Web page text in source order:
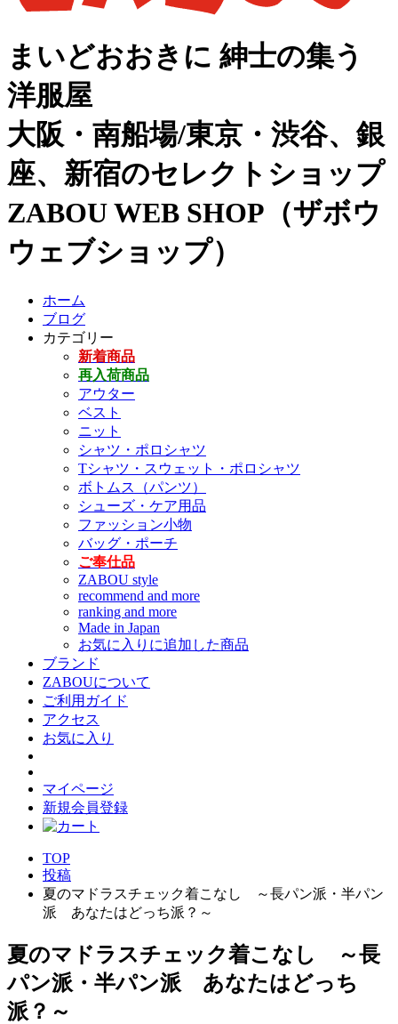
まいどおおきに 紳士の集う
洋服屋
大阪・南船場/東京・渋谷、銀
座、新宿のセレクトショップ
ZABOU WEB SHOP（ザボウ
ウェブショップ）
ホーム
ブログ
カテゴリー
新着商品
再入荷商品
アウター
ベスト
ニット
シャツ・ポロシャツ
Tシャツ・スウェット・ポロシャツ
ボトムス（パンツ）
シューズ・ケア用品
ファッション小物
バッグ・ポーチ
ご奉仕品
ZABOU style
recommend and more
ranking and more
Made in Japan
お気に入りに追加した商品
ブランド
ZABOUについて
ご利用ガイド
アクセス
お気に入り
マイページ
新規会員登録
TOP
投稿
夏のマドラスチェック着こなし ～長パン派・半パン
派 あなたはどっち派？～
夏のマドラスチェック着こなし ～長
パン派・半パン派 あなたはどっち
派？～